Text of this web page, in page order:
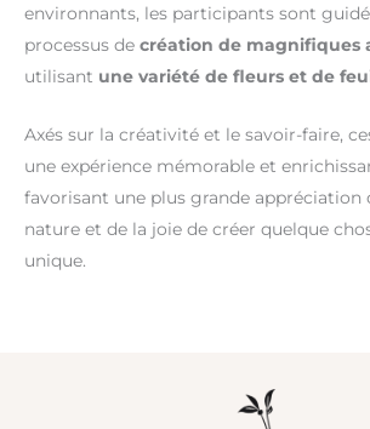
environnants, les participants sont
processus de création de magnifiques
utilisant une variété de fleurs et de
Axés sur la créativité et le savoir-faire,
une expérience mémorable et
favorisant une plus grande appréciation
nature et de la joie de créer quelque
unique.